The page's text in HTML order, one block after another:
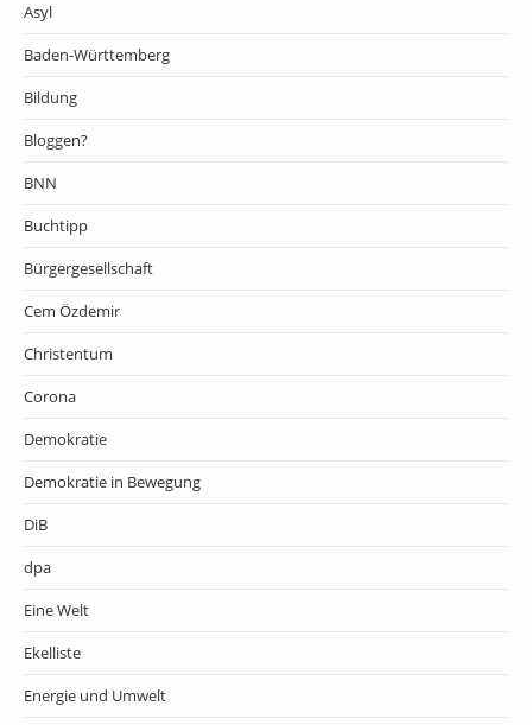
Asyl
Baden-Württemberg
Bildung
Bloggen?
BNN
Buchtipp
Bürgergesellschaft
Cem Özdemir
Christentum
Corona
Demokratie
Demokratie in Bewegung
DiB
dpa
Eine Welt
Ekelliste
Energie und Umwelt